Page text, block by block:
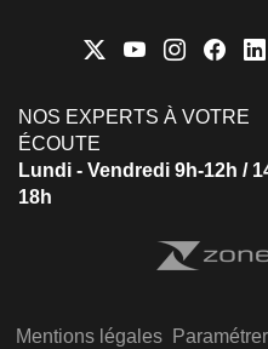
NOS EXPERTS À VOTRE
ÉCOUTE
Lundi - Vendredi 9h-12h /
18h
Mentions légales